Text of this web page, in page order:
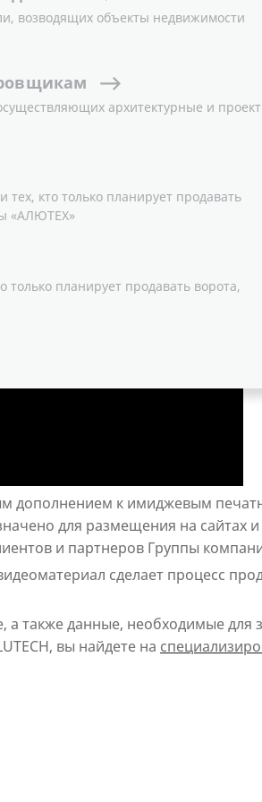
возводящих объекты недвижимости
архитектурные и
кто только планирует продавать
«АЛЮТЕХ»
планирует продавать ворота,
новый презентационный
продукт — приводы для
подчеркивающий
взглянуть на конструкцию привода
дополнением к имиджевым
для размещения на сайтах
и партнеров Группы
сделает процесс
также данные, необходимые для
вы найдете на